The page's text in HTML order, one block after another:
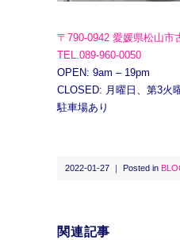
〒790-0942 愛媛県松山市
TEL.089-960-0050
OPEN: 9am – 19pm
CLOSED: 月曜日、第3火
駐車場あり
2022-01-27 ｜ Posted in
関連記事